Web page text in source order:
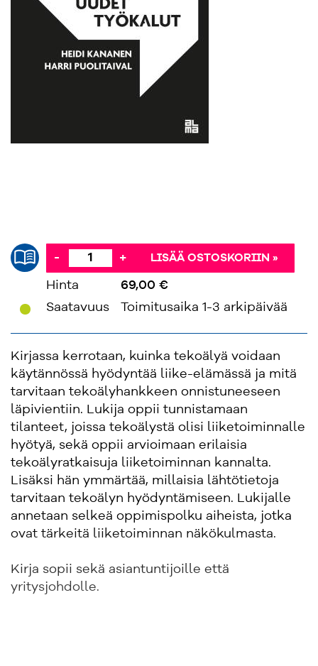
- + LISÄÄ OSTOSKORIIN »
Hinta
69,00 €
Saatavuus
Toimitusaika 1-3 arkipäivää
Kirjassa kerrotaan, kuinka tekoälyä voidaan
käytännössä hyödyntää liike-elämässä ja mitä
tarvitaan tekoälyhankkeen onnistuneeseen
läpivientiin. Lukija oppii tunnistamaan
tilanteet, joissa tekoälystä olisi liiketoiminnalle
hyötyä, sekä oppii arvioimaan erilaisia
tekoälyratkaisuja liiketoiminnan kannalta.
Lisäksi hän ymmärtää, millaisia lähtötietoja
tarvitaan tekoälyn hyödyntämiseen. Lukijalle
annetaan selkeä oppimispolku aiheista, jotka
ovat tärkeitä liiketoiminnan näkökulmasta.
Kirja sopii sekä asiantuntijoille että
yritysjohdolle.